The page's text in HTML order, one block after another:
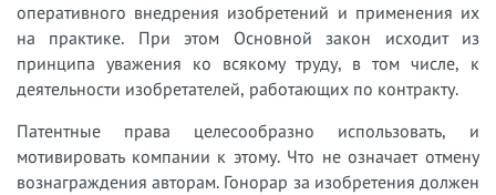
оперативного внедрения изобретений и применения их
на практике. При этом Основной закон исходит из
принципа уважения ко всякому труду, в том числе, к
деятельности изобретателей, работающих по контракту.
Патентные права целесообразно использовать, и
мотивировать компании к этому. Что не означает отмену
вознаграждения авторам. Гонорар за изобретения должен